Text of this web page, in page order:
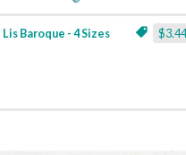
$3.44
Lis Baroque - 4 Sizes